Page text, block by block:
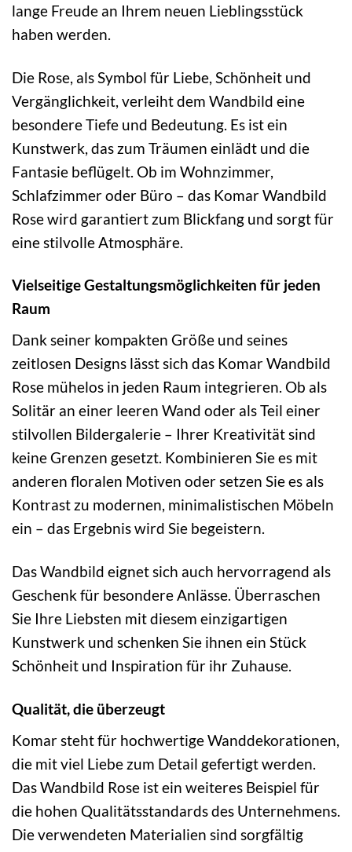
lange Freude an Ihrem neuen Lieblingsstück
haben werden.
Die Rose, als Symbol für Liebe, Schönheit und
Vergänglichkeit, verleiht dem Wandbild eine
besondere Tiefe und Bedeutung. Es ist ein
Kunstwerk, das zum Träumen einlädt und die
Fantasie beflügelt. Ob im Wohnzimmer,
Schlafzimmer oder Büro – das Komar Wandbild
Rose wird garantiert zum Blickfang und sorgt für
eine stilvolle Atmosphäre.
Vielseitige Gestaltungsmöglichkeiten für jeden
Raum
Dank seiner kompakten Größe und seines
zeitlosen Designs lässt sich das Komar Wandbild
Rose mühelos in jeden Raum integrieren. Ob als
Solitär an einer leeren Wand oder als Teil einer
stilvollen Bildergalerie – Ihrer Kreativität sind
keine Grenzen gesetzt. Kombinieren Sie es mit
anderen floralen Motiven oder setzen Sie es als
Kontrast zu modernen, minimalistischen Möbeln
ein – das Ergebnis wird Sie begeistern.
Das Wandbild eignet sich auch hervorragend als
Geschenk für besondere Anlässe. Überraschen
Sie Ihre Liebsten mit diesem einzigartigen
Kunstwerk und schenken Sie ihnen ein Stück
Schönheit und Inspiration für ihr Zuhause.
Qualität, die überzeugt
Komar steht für hochwertige Wanddekorationen,
die mit viel Liebe zum Detail gefertigt werden.
Das Wandbild Rose ist ein weiteres Beispiel für
die hohen Qualitätsstandards des Unternehmens.
Die verwendeten Materialien sind sorgfältig